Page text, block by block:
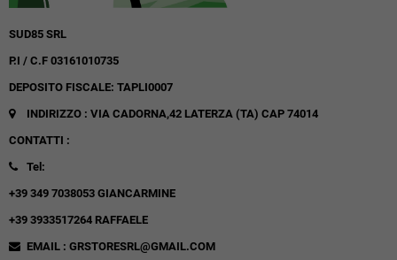
SUD85 SRL
P.I / C.F 03161010735
DEPOSITO FISCALE: TAPLI0007
INDIRIZZO : VIA CADORNA,42 LATERZA (TA) CAP 74014
CONTATTI :
Tel:
+39 349 7038053 GIANCARMINE
+39 3933517264 RAFFAELE
EMAIL : GRSTORESRL@GMAIL.COM